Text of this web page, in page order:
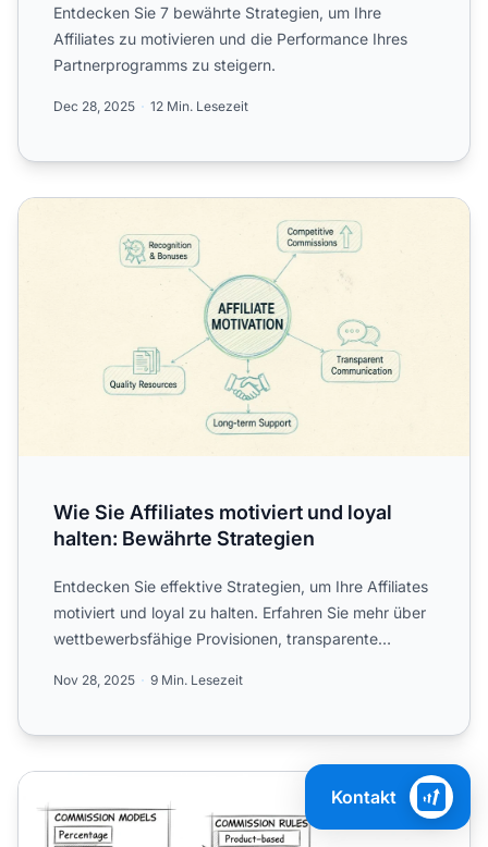
Entdecken Sie 7 bewährte Strategien, um Ihre
Affiliates zu motivieren und die Performance Ihres
Partnerprogramms zu steigern.
Dec 28, 2025 12 Min. Lesezeit
Wie Sie Affiliates motiviert und loyal halten: Bewährte
Wie Sie Affiliates motiviert und loyal
halten: Bewährte Strategien
Entdecken Sie effektive Strategien, um Ihre Affiliates
motiviert und loyal zu halten. Erfahren Sie mehr über
wettbewerbsfähige Provisionen, transparente
Nov 28, 2025 9 Min. Lesezeit
So richten Sie benutzerdefinierte Provisionsstrukturen für
Kontakt